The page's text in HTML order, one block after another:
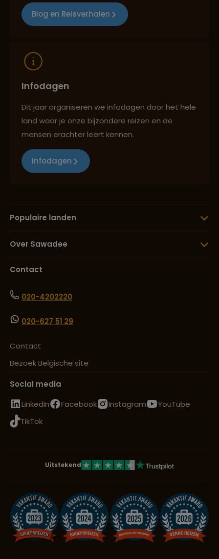
Blog en Reisverhalen
Infodagen
Dit jaar organiseren we infodagen door het hele
land waar je onze bijzondere reizen en de
mensen erachter leert kennen.
Infodagen
Populaire landen
Over Sawadee
Contact
020-4202220
020-627 51 29
Contact
Bezoek Belgische site
Social media
LinkedIn
Facebook Instagram
YouTube
TikTok
Uitstekend